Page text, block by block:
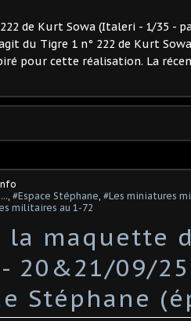
de Kurt Sowa (Italeri - 1/35 -
du Tigre 1 n° 222 de Kurt
pour cette réalisation. La
, #Espace Stéphane, #Les miniatures
militaires au 1-72
la maquette
20&21/09/
Stéphane